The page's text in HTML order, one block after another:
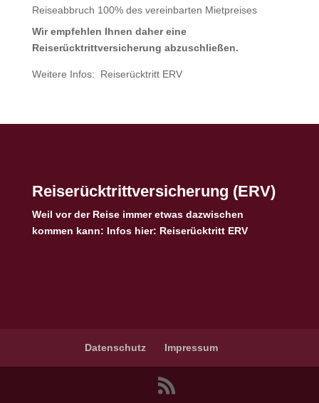
Reiseabbruch 100% des vereinbarten Mietpreises
Wir empfehlen Ihnen daher eine
Reiserücktrittversicherung abzuschließen.
Weitere Infos: Reiserücktritt ERV
Reiserücktrittversicherung (ERV)
Weil vor der Reise immer etwas dazwischen
kommen kann: Infos hier: Reiserücktritt ERV
Datenschutz Impressum